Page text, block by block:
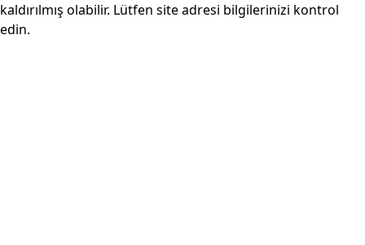
kaldırılmış olabilir. Lütfen site adresi bilgilerinizi kontrol
edin.